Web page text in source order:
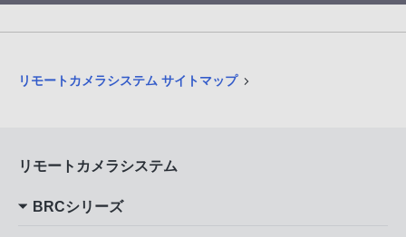
リモートカメラシステム サイトマップ
リモートカメラシステム
BRCシリーズ